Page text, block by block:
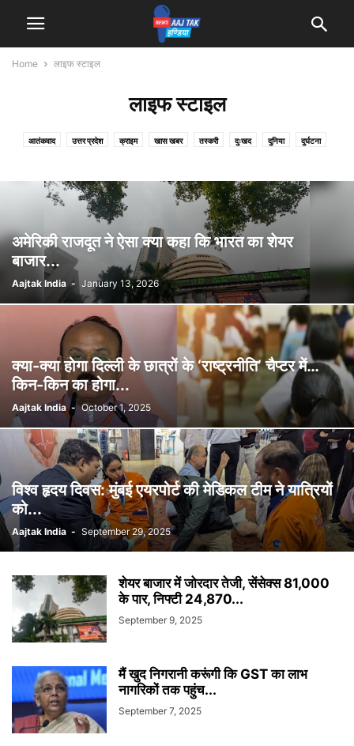
Home लाइफ स्टाइल
लाइफ स्टाइल
आतंकवाद उत्तर प्रदेश क्राइम खास खबर तस्करी दुःखद दुनिया दुर्घटना
स्पोर्ट्स
अमेरिकी राजदूत ने ऐसा क्या कहा कि भारत का शेयर
बाजार...
Aajtak India - January 13, 2026
क्या-क्या होगा दिल्ली के छात्रों के ‘राष्ट्रनीति’ चैप्टर में…
किन-किन का होगा...
Aajtak India - October 1, 2025
विश्व हृदय दिवस: मुंबई एयरपोर्ट की मेडिकल टीम ने यात्रियों
को...
Aajtak India - September 29, 2025
शेयर बाजार में जोरदार तेजी, सेंसेक्स 81,000
के पार, निफ्टी 24,870...
September 9, 2025
मैं खुद निगरानी करूंगी कि GST का लाभ
नागरिकों तक पहुंच...
September 7, 2025